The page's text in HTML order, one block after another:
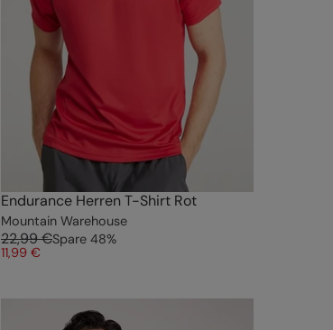
Endurance Herren T-Shirt Rot
Mountain Warehouse
22,99 €Spare 48%
11,99 €